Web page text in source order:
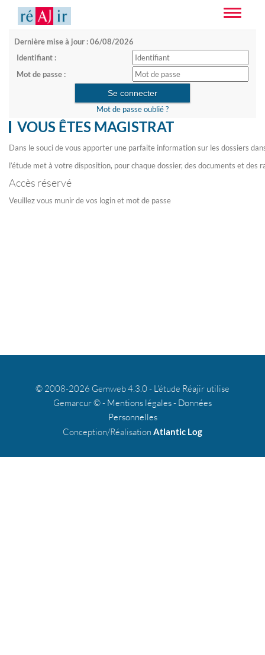
Toggle
Dernière mise à jour : 06/08/2026
Identifiant :
Mot de passe :
Mot de passe oublié ?
VOUS ÊTES MAGISTRAT
Dans le souci de vous apporter une parfaite information sur les dossiers
l’étude met à votre disposition, pour chaque dossier, des documents et des
Accès réservé
Veuillez vous munir de vos login et mot de passe
© 2008-2026 Gemweb 4.3.0 - L'étude Réajir utilise
Gemarcur © - Mentions légales- Données
Personnelles
Conception/Réalisation Atlantic Log